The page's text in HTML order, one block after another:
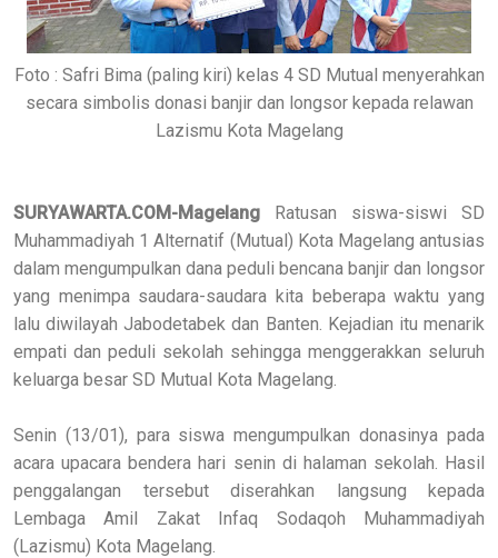
Foto : Safri Bima (paling kiri) kelas 4 SD Mutual menyerahkan
secara simbolis donasi banjir dan longsor kepada relawan
Lazismu Kota Magelang
SURYAWARTA.COM-Magelang Ratusan siswa-siswi SD
Muhammadiyah 1 Alternatif (Mutual) Kota Magelang antusias
dalam mengumpulkan dana peduli bencana banjir dan longsor
yang menimpa saudara-saudara kita beberapa waktu yang
lalu diwilayah Jabodetabek dan Banten. Kejadian itu menarik
empati dan peduli sekolah sehingga menggerakkan seluruh
keluarga besar SD Mutual Kota Magelang.
Senin (13/01), para siswa mengumpulkan donasinya pada
acara upacara bendera hari senin di halaman sekolah. Hasil
penggalangan tersebut diserahkan langsung kepada
Lembaga Amil Zakat Infaq Sodaqoh Muhammadiyah
(Lazismu) Kota Magelang.